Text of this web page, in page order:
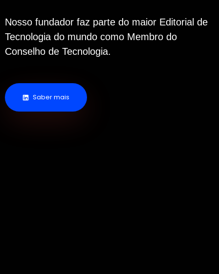
Nosso fundador faz parte do maior Editorial de
Tecnologia do mundo como Membro do
Conselho de Tecnologia.
Saber mais